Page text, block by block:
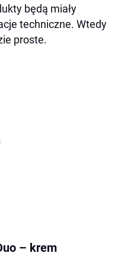
będą miały
techniczne. Wtedy
proste.
– krem